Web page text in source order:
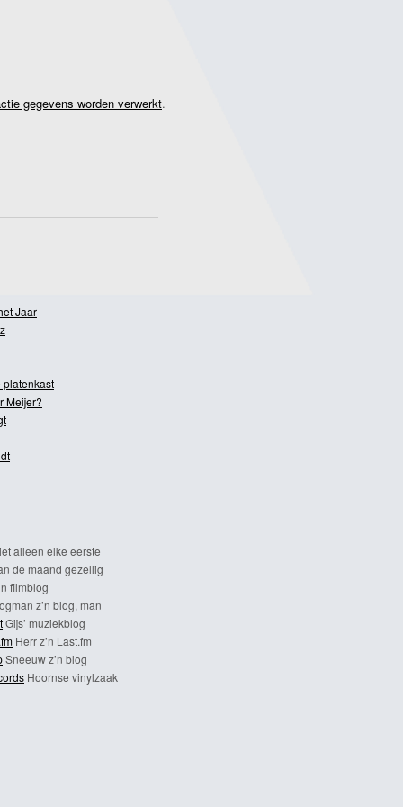
gegevens worden verwerkt.
Jaar
platenkast
Meijer?
alleen elke eerste
de maand gezellig
filmblog
z’n blog, man
Gijs’ muziekblog
Herr z’n Last.fm
Sneeuw z’n blog
Hoornse vinylzaak